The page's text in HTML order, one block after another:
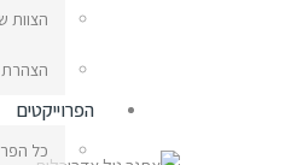
הצוות
הצהרת
הפרוייקטים
כל